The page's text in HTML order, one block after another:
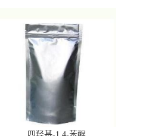
四羟基-1,4-苯醌